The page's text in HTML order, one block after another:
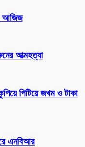
আজিজ
আত্মহত্যা
পিটিয়ে জখম ও টাকা
এনবিআর